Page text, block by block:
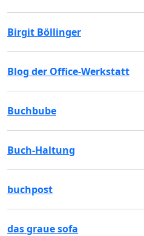
Birgit Böllinger
Blog der Office-Werkstatt
Buchbube
Buch-Haltung
buchpost
das graue sofa